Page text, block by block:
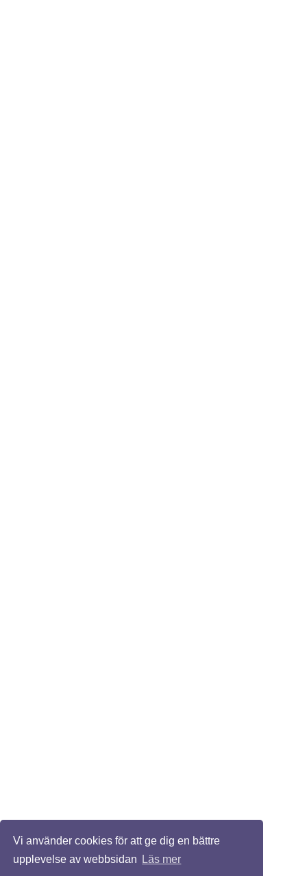
Vi använder cookies för att ge dig en bättre
upplevelse av webbsidan
Läs mer